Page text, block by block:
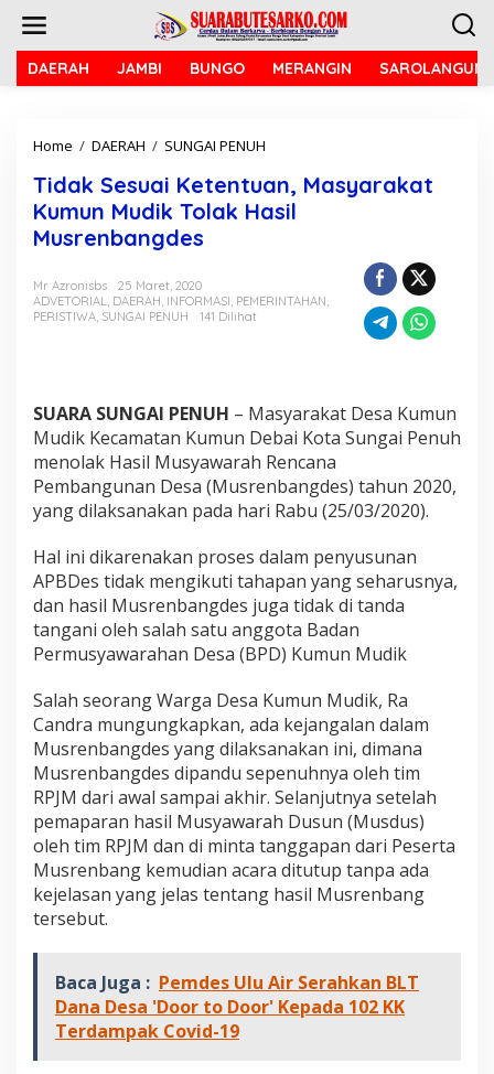
DAERAH JAMBI BUNGO MERANGIN SAROLANGUN
Home / DAERAH / SUNGAI PENUH
d
a
k
u
e
n
t
u
a
n
M
a
s
y
a
r
k
a
t
K
u
m
u
n
u
d
o
l
a
Tidak Sesuai Ketentuan, Masyarakat
Kumun Mudik Tolak Hasil
Musrenbangdes
Mr Azronisbs
25 Maret, 2020
ADVETORIAL, DAERAH, INFORMASI, PEMERINTAHAN,
PERISTIWA, SUNGAI PENUH 141 Dilihat
SUARA SUNGAI PENUH – Masyarakat Desa Kumun
Mudik Kecamatan Kumun Debai Kota Sungai Penuh
menolak Hasil Musyawarah Rencana
Pembangunan Desa (Musrenbangdes) tahun 2020,
yang dilaksanakan pada hari Rabu (25/03/2020).
Hal ini dikarenakan proses dalam penyusunan
APBDes tidak mengikuti tahapan yang seharusnya,
dan hasil Musrenbangdes juga tidak di tanda
tangani oleh salah satu anggota Badan
Permusyawarahan Desa (BPD) Kumun Mudik
Salah seorang Warga Desa Kumun Mudik, Ra
Candra mungungkapkan, ada kejangalan dalam
Musrenbangdes yang dilaksanakan ini, dimana
Musrenbangdes dipandu sepenuhnya oleh tim
RPJM dari awal sampai akhir. Selanjutnya setelah
pemaparan hasil Musyawarah Dusun (Musdus)
oleh tim RPJM dan di minta tanggapan dari Peserta
Musrenbang kemudian acara ditutup tanpa ada
kejelasan yang jelas tentang hasil Musrenbang
tersebut.
Baca Juga : Pemdes Ulu Air Serahkan BLT
Dana Desa 'Door to Door' Kepada 102 KK
Terdampak Covid-19